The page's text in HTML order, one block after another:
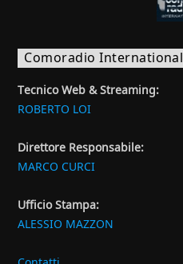
Comoradio International
Tecnico Web & Streaming:
ROBERTO LOI
Direttore Responsabile:
MARCO CURCI
Ufficio Stampa:
ALESSIO MAZZON